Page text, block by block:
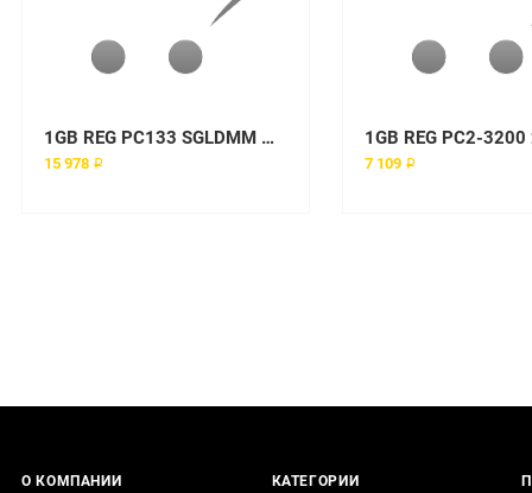
1GB REG PC133 SGLDMM module
15 978 ₽ 7 109 ₽
О КОМПАНИИ КАТЕГОРИИ